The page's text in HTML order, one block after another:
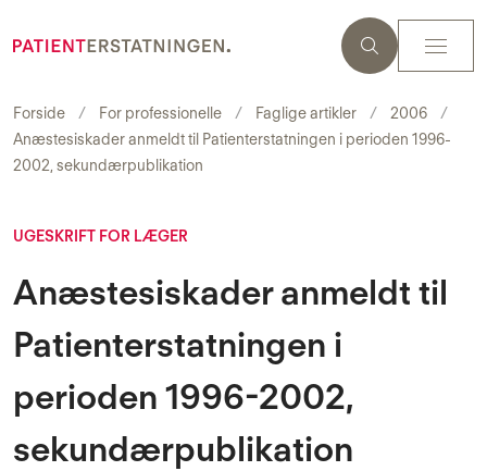
Forside For professionelle Faglige artikler
2006
Anæstesiskader anmeldt til Patienterstatningen i perioden 1996-
2002, sekundærpublikation
UGESKRIFT FOR LÆGER
Anæstesiskader anmeldt til
Patienterstatningen i
perioden 1996-2002,
sekundærpublikation